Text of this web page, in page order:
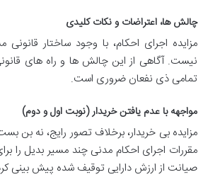
چالش ها، اعتراضات و نکات کلیدی
مزایده اجرای احکام، با وجود ساختار
نیست. آگاهی از این چالش ها و راه های
تمامی ذی نفعان ضروری است.
مواجهه با عدم یافتن خریدار (نوبت اول و دوم)
مزایده بی خریدار، برخلاف تصور رایج، نه بن
مقررات اجرای احکام مدنی چند مسیر بدیل را
صیانت از ارزش دارایی توقیف شده پیش بینی